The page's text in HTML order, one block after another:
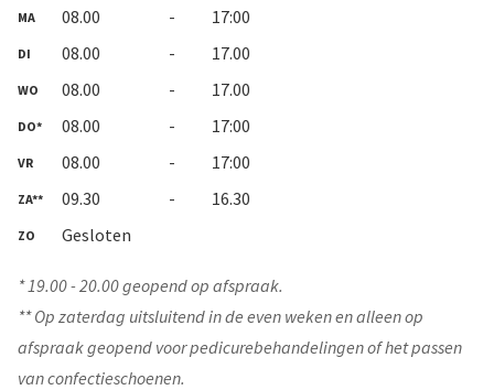
MA 08.00 - 17:00
DI 08.00 - 17.00
WO 08.00 - 17.00
DO* 08.00 - 17:00
VR 08.00 - 17:00
ZA** 09.30 - 16.30
ZO Gesloten
* 19.00 - 20.00 geopend op afspraak.
** Op zaterdag uitsluitend in de even weken en alleen op
afspraak geopend voor pedicurebehandelingen of het passen
van confectieschoenen.